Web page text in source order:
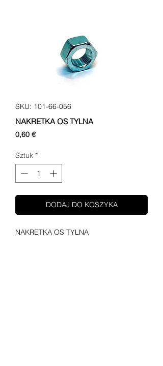
SKU: 101-66-056
NAKRETKA OS TYLNA
0,60 €Cena
Sztuk *
DODAJ DO KOSZYKA
NAKRETKA OS TYLNA